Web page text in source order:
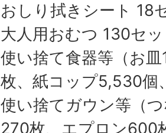
おしり拭きシート 18
大人用おむつ 130セ
使い捨て食器等（お
枚、紙コップ5,530個
使い捨てガウン等（
270枚、エプロン600